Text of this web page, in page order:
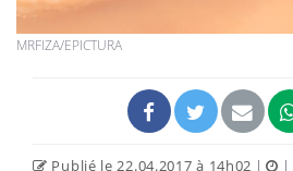
MRFIZA/EPICTURA
Publié le 22.04.2017 à 14h02 | |